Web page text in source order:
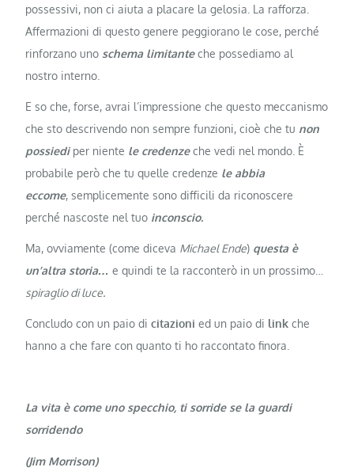
possessivi, non ci aiuta a placare la gelosia. La rafforza.
Affermazioni di questo genere peggiorano le cose, perché
rinforzano uno schema limitanteche possediamo al
nostro interno.
E so che, forse, avrai l’impressione che questo meccanismo
che sto descrivendo non sempre funzioni, cioè che tu non
possiedi per niente le credenzeche vedi nel mondo. È
probabile però che tu quelle credenze le abbia
eccome, semplicemente sono difficili da riconoscere
perché nascoste nel tuo inconscio.
Ma, ovviamente (come diceva Michael Ende) questa è
un’altra storia…e quindi te la racconterò in un prossimo…
spiraglio di luce.
Concludo con un paio dicitazionied un paio di link che
hanno a che fare con quanto ti ho raccontato finora.
La vita è come uno specchio, ti sorride se la guardi
sorridendo
(Jim Morrison)